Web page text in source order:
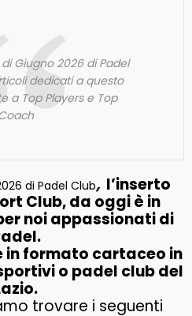
Giugno 2026 di Padel
dedicati a questo
a Top Players e Top
di Padel Club,l’inserto
Club, da oggi è in
noi appassionati di
in formato cartaceo in
o padel club del
trovare i seguenti